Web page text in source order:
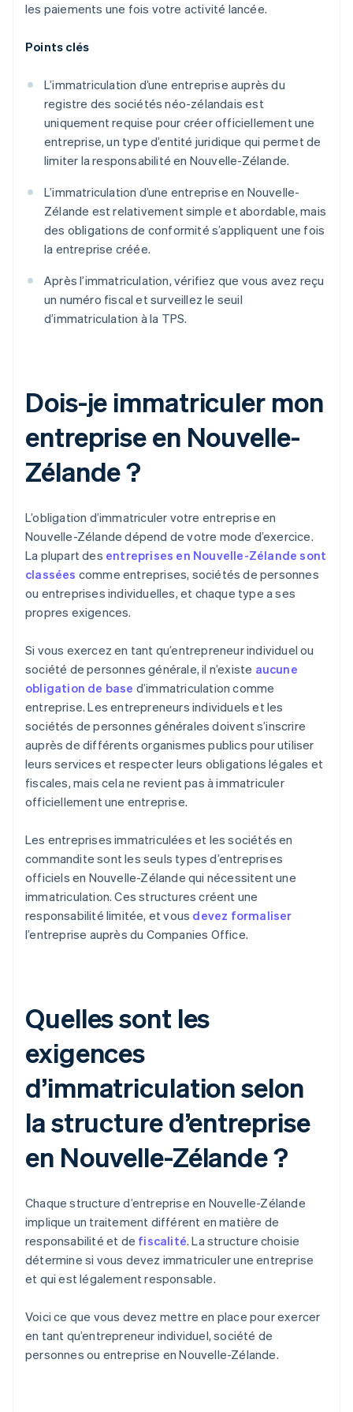
les paiements une fois votre activité lancée.
Points clés
L’immatriculation d’une entreprise auprès du
registre des sociétés néo-zélandais est
uniquement requise pour créer officiellement une
entreprise, un type d’entité juridique qui permet de
limiter la responsabilité en Nouvelle-Zélande.
L’immatriculation d’une entreprise en Nouvelle-
Zélande est relativement simple et abordable, mais
des obligations de conformité s’appliquent une fois
la entreprise créée.
Après l’immatriculation, vérifiez que vous avez reçu
un numéro fiscal et surveillez le seuil
d’immatriculation à la TPS.
Dois-je immatriculer mon
entreprise en Nouvelle-
Zélande ?
L’obligation d’immatriculer votre entreprise en
Nouvelle-Zélande dépend de votre mode d’exercice.
La plupart des entreprises en Nouvelle-Zélande sont
classées comme entreprises, sociétés de personnes
ou entreprises individuelles, et chaque type a ses
propres exigences.
Si vous exercez en tant qu’entrepreneur individuel ou
société de personnes générale, il n’existe aucune
obligation de base d’immatriculation comme
entreprise. Les entrepreneurs individuels et les
sociétés de personnes générales doivent s’inscrire
auprès de différents organismes publics pour utiliser
leurs services et respecter leurs obligations légales et
fiscales, mais cela ne revient pas à immatriculer
officiellement une entreprise.
Les entreprises immatriculées et les sociétés en
commandite sont les seuls types d’entreprises
officiels en Nouvelle-Zélande qui nécessitent une
immatriculation. Ces structures créent une
responsabilité limitée, et vous devez formaliser
l’entreprise auprès du Companies Office.
Quelles sont les
exigences
d’immatriculation selon
la structure d’entreprise
en Nouvelle-Zélande ?
Chaque structure d’entreprise en Nouvelle-Zélande
implique un traitement différent en matière de
responsabilité et de fiscalité. La structure choisie
détermine si vous devez immatriculer une entreprise
et qui est légalement responsable.
Voici ce que vous devez mettre en place pour exercer
en tant qu’entrepreneur individuel, société de
personnes ou entreprise en Nouvelle-Zélande.